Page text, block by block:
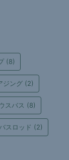
(8)
ジング (2)
スバス (8)
スロッド (2)